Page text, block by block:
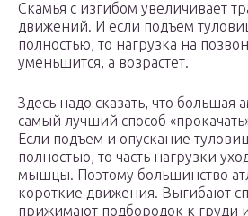
Скамья с изгибом увеличивает
движений. И если подъем
полностью, то нагрузка на
уменьшится, а возрастет.
Здесь надо сказать, что большая
самый лучший способ
Если подъем и опускание
полностью, то часть нагрузки
мышцы. Поэтому большинство
короткие движения. Выгибают
прижимают подбородок к груди